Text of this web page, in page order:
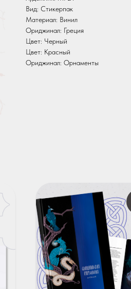
Вид: Стикерпак
Материал: Винил
Ориджинал: Греция
Цвет: Черный
Цвет: Красный
Ориджинал: Орнаменты